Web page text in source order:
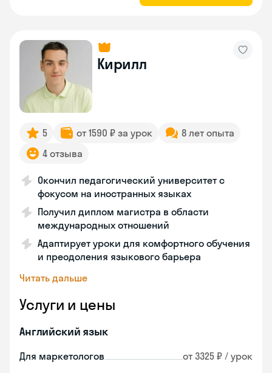
Кирилл
5 от 1590 ₽ за урок
8 лет опыта
4 отзыва
Окончил педагогический университет с
фокусом на иностранных языках
Получил диплом магистра в области
международных отношений
Адаптирует уроки для комфортного обучения
и преодоления языкового барьера
Читать дальше
Услуги и цены
Английский язык
Для маркетологов от 3325 ₽ / урок